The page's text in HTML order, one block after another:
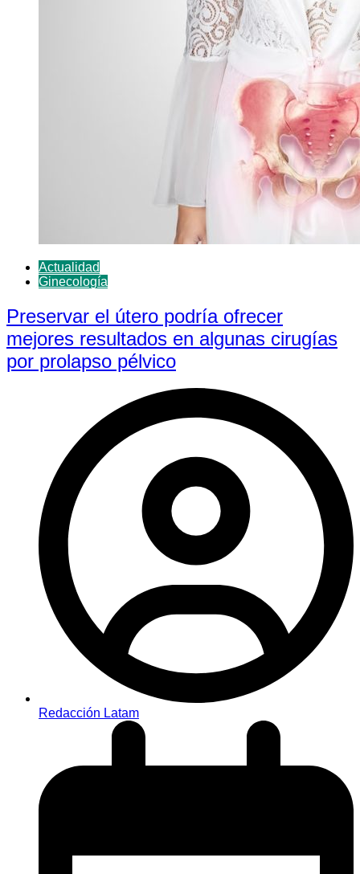
Actualidad
Ginecología
Preservar el útero podría ofrecer
mejores resultados en algunas cirugías
por prolapso pélvico
Redacción Latam